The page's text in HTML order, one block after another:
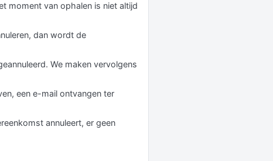
moment van ophalen is niet altijd
dan wordt de
We maken vervolgens
een e-mail ontvangen ter
annuleert, er geen